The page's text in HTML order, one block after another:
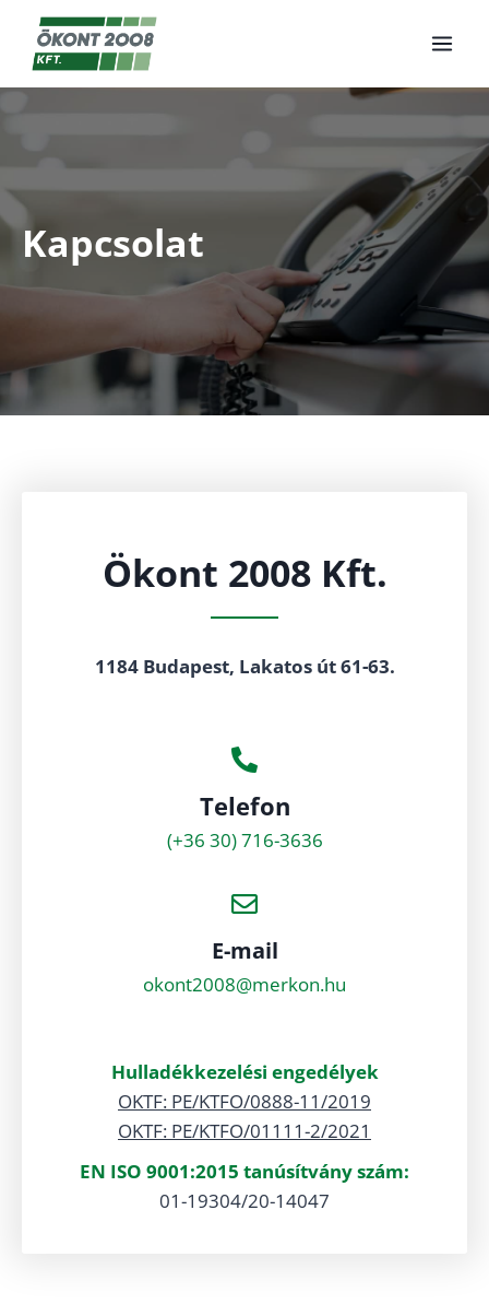
Kapcsolat
Ökont 2008 Kft.
1184 Budapest, Lakatos út 61-63.
Telefon
(+36 30) 716-3636
E-mail
okont2008@merkon.hu
Hulladékkezelési engedélyek
OKTF: PE/KTFO/0888-11/2019
OKTF: PE/KTFO/01111-2/2021
EN ISO 9001:2015 tanúsítvány szám:
01-19304/20-14047